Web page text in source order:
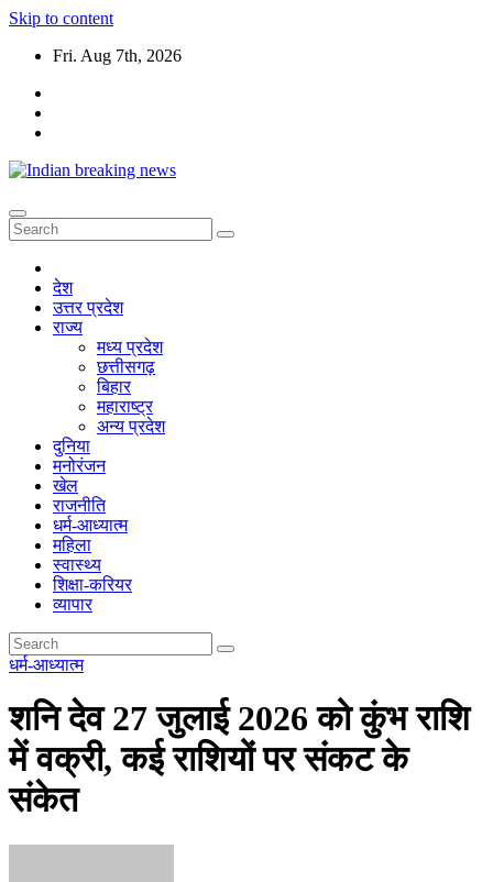
Skip to content
Fri. Aug 7th, 2026
देश
उत्तर प्रदेश
राज्य
मध्य प्रदेश
छत्तीसगढ़
बिहार
महाराष्ट्र
अन्य प्रदेश
दुनिया
मनोरंजन
खेल
राजनीति
धर्म-आध्यात्म
महिला
स्वास्थ्य
शिक्षा-करियर
व्यापार
धर्म-आध्यात्म
शनि देव 27 जुलाई 2026 को कुंभ राशि
में वक्री, कई राशियों पर संकट के
संकेत